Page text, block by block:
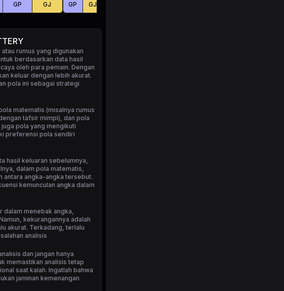
GP GJ GP GJ
rumus yang digunakan
berdasarkan data hasil
oleh para pemain. Dengan
keluar dengan lebih akurat.
pola ini sebagai strategi
matematis (misalnya rumus
tafsir mimpi), dan pola
pola yang mengikuti
preferensi pola sendiri
hasil keluaran sebelumnya,
dalam pola matematis,
antara angka-angka tersebut.
kemunculan angka dalam
dalam menebak angka,
kekurangannya adalah
akurat. Terkadang, terlalu
analisis
dan jangan hanya
memastikan analisis tetap
saat kalah. Ingatlah bahwa
jaminan kemenangan